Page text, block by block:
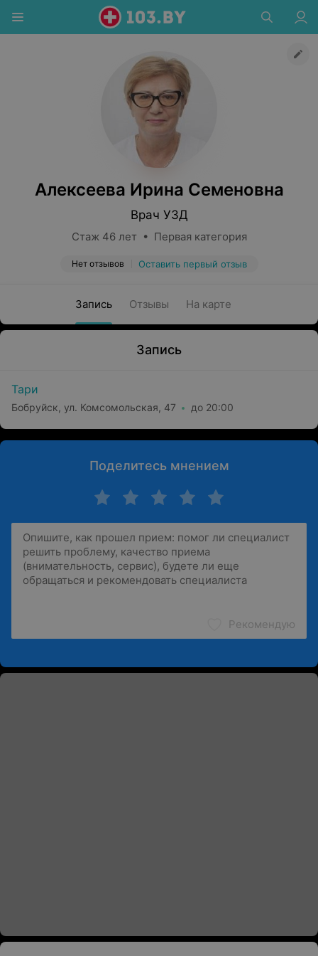
Алексеева Ирина Семеновна
Врач УЗД
Стаж 46 лет • Первая категория
Нет отзывов Оставить первый отзыв
Запись Отзывы На карте
Запись
Тари
Бобруйск, ул. Комсомольская, 47 до 20:00
Поделитесь мнением
Рекомендую